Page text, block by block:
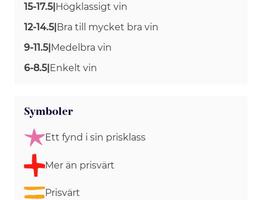
15-17.5|Högklassigt vin
12-14.5|Bra till mycket bra vin
9-11.5|Medelbra vin
6-8.5|Enkelt vin
Symboler
Ett fynd i sin prisklass
Mer än prisvärt
Prisvärt